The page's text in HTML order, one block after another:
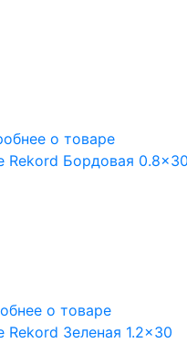
о товаре
Rekord Бордовая 0.8×30
о товаре
Зеленая 1.2×30